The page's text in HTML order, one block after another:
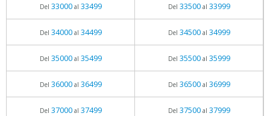
Del 33000al 33499 Del 33500al 33999
Del 34000al 34499 Del 34500al 34999
Del 35000al 35499 Del 35500al 35999
Del 36000al 36499 Del 36500al 36999
Del 37000al 37499 Del 37500al 37999